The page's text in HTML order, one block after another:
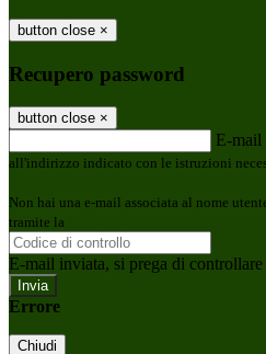
button close ×
Recupero password
button close ×
E-mail
all'indirizzo indicato con le istruzioni
Non hai una e-mail associata al nome
tramite la
E-mail inviata, si prega di
Errore
Chiudi